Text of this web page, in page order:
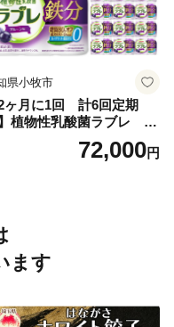
県小牧市
2ヶ月に1回 計6回定期
植物性乳酸菌ラブレ 鉄
36本（計216本） [052S07-
72,000円
ます